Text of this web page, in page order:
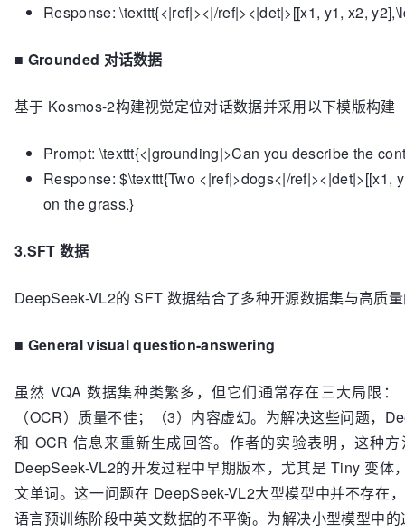
Response: \texttt{<|ref|><|/ref|><|det|>[[x1, y1, x2,
■ Grounded 对话数据
基于 Kosmos-2构建视觉定位对话数据并采用以下模版构建
Prompt: \texttt{<|grounding|>Can you describe the
Response: $\texttt{Two <|ref|>dogs<|/ref|><|det|>[[x1,
on the grass.}
3.SFT 数据
DeepSeek-VL2的 SFT 数据结合了多种开源数据集与高质
■ General visual question-answering
虽然 VQA 数据集种类繁多，但它们通常存在三大局限
（OCR）质量不佳；（3）内容虚幻。为解决这些问题，
和 OCR 信息来重新生成回答。作者的实验表明，这种
DeepSeek-VL2的开发过程中早期版本，尤其是 Tiny 变体
文单词。这一问题在 DeepSeek-VL2大型模型中并不存在
语言预训练阶段中英文数据的不平衡。为解决小型模型中